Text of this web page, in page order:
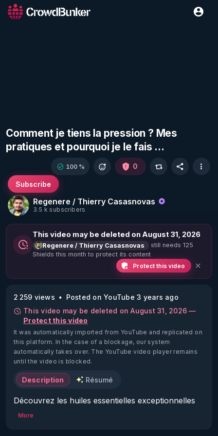
Comment je tiens la pression ? Mes
pratiques et pourquoi je le fais ...
Regenere / Thierry Casasnovas
3.5 k subscribers
Subscribe
100 % 0
This video may be deleted on August 31, 2026
Regenere / Thierry Casasnovas
still needs 125
Shields this month to protect its content
Protect this video
2 259 views
Posted on YouTube 3 years ago
This video may be deleted on August 31, 2026 —
Protect this video
It was automatically imported from YouTube and replicated on
this platform. In the case of a blockage, our system
automatically takes over. The YouTube video player remains
until the video is blocked.
Description Résumé
Découvrez les huiles essentielles exceptionnelles
de Nelly Grosjean  et profitez de 15% de réduction
More